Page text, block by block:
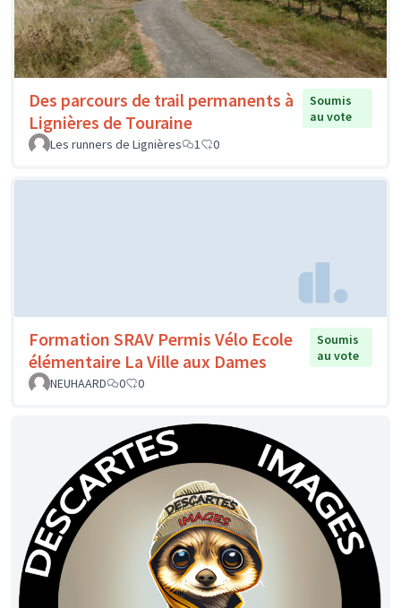
Des parcours de trail permanents à
Lignières de Touraine
Soumis
au vote
Les runners de Lignières
1 0
Formation SRAV Permis Vélo Ecole
élémentaire La Ville aux Dames
Soumis
au vote
NEUHAARD
0 0